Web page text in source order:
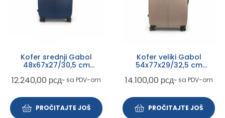
Kofer srednji Gabol
48x67x27/30,5 cm
70/79L-3,8kg
12.240,00 рсд~ sa PDV-om
PROČITAJTE JOŠ
Kofer veliki Gabol
54x77x29/32,5 cm
100/112l – 4,6kg
14.100,00 рсд~ sa PDV-om
PROČITAJTE JOŠ